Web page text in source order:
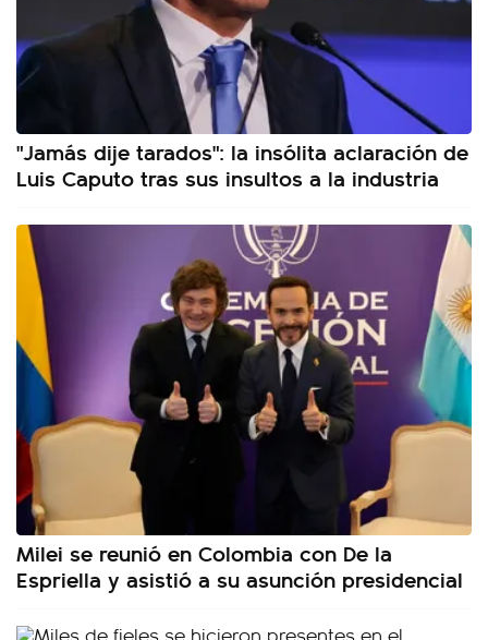
"Jamás dije tarados": la insólita aclaración de
Luis Caputo tras sus insultos a la industria
Milei se reunió en Colombia con De la
Espriella y asistió a su asunción presidencial